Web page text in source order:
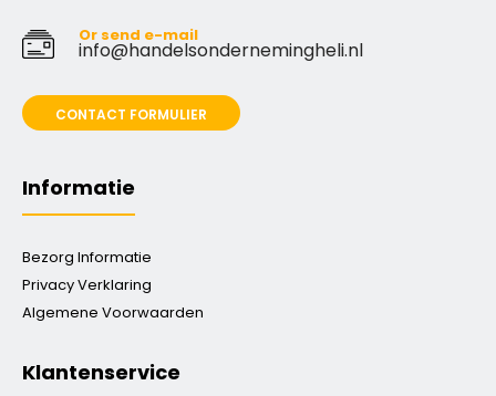
Or send e-mail
info@handelsondernemingheli.nl
CONTACT FORMULIER
Informatie
Bezorg Informatie
Privacy Verklaring
Algemene Voorwaarden
Klantenservice